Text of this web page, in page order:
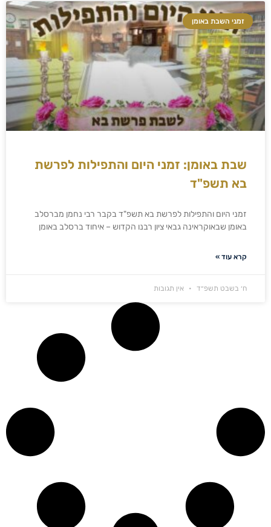
זמני השבת באומן
שבת באומן: זמני היום והתפילות לפרשת
בא תשפ"ד
זמני היום והתפילות לפרשת בא תשפ"ד בקבר רבי נחמן מברסלב
באומן שבאוקראינה גבאי ציון רבנו הקדוש – איחוד ברסלב באומן
קרא עוד »
ח׳ בשבט תשפ״ד אין תגובות